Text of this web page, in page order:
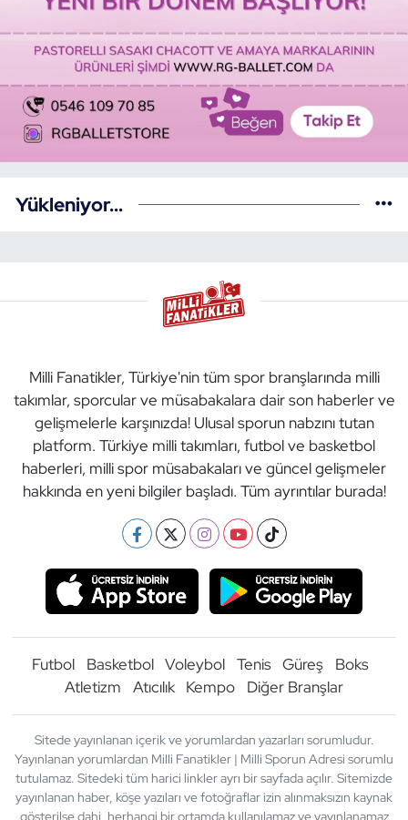
Yükleniyor...
Milli Fanatikler, Türkiye'nin tüm spor branşlarında milli
takımlar, sporcular ve müsabakalara dair son haberler ve
gelişmelerle karşınızda! Ulusal sporun nabzını tutan
platform. Türkiye milli takımları, futbol ve basketbol
haberleri, milli spor müsabakaları ve güncel gelişmeler
hakkında en yeni bilgiler başladı. Tüm ayrıntılar burada!
Futbol Basketbol Voleybol Tenis Güreş
Boks
Atletizm
Atıcılık Kempo Diğer Branşlar
Sitede yayınlanan içerik ve yorumlardan yazarları sorumludur.
Yayınlanan yorumlardan Milli Fanatikler | Milli Sporun Adresi sorumlu
tutulamaz. Sitedeki tüm harici linkler ayrı bir sayfada açılır. Sitemizde
yayınlanan haber, köşe yazıları ve fotoğraflar izin alınmaksızın kaynak
gösterilse dahi, herhangi bir ortamda kullanılamaz ve yayınlanamaz